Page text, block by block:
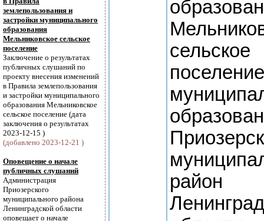
землепользования и
застройки муниципального
образования
Мельниковское сельское
поселение
Заключение о результатах
публичных слушаний по
проекту внесения изменений
в Правила землепользования
и застройки муниципального
образования Мельниковское
сельское поселение (дата
заключения о результатах
2023-12-15 )
(добавлено 2023-12-21 )
Оповещение о начале
публичных слушаний
Администрация
Приозерского
муниципального района
Ленинградской области
оповещает о начале
сельское
поселение
район